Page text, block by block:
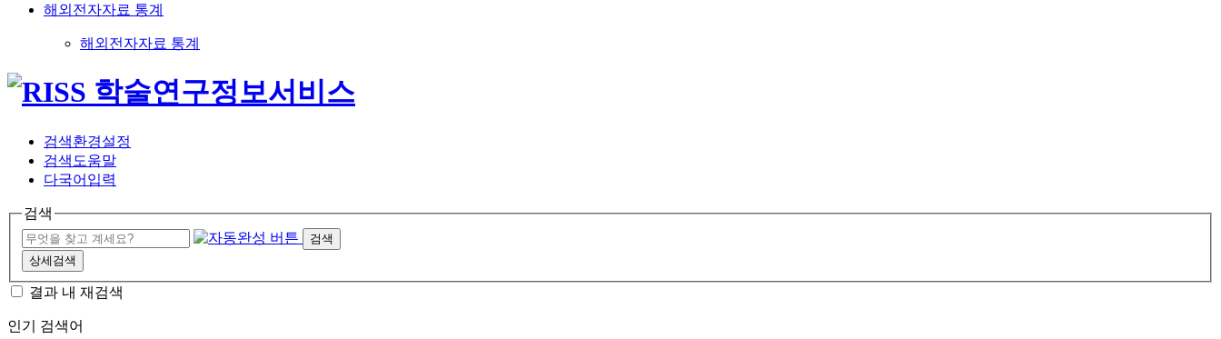
해외전자자료 통계
해외전자자료 통계
검색환경설정
검색도움말
다국어입력
검색
검색
상세검색
결과 내 재검색
인기 검색어